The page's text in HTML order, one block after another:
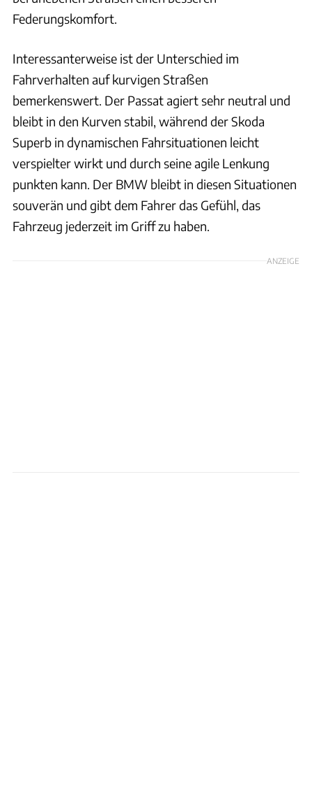
Federungskomfort.
Interessanterweise ist der Unterschied im
Fahrverhalten auf kurvigen Straßen
bemerkenswert. Der Passat agiert sehr neutral und
bleibt in den Kurven stabil, während der Skoda
Superb in dynamischen Fahrsituationen leicht
verspielter wirkt und durch seine agile Lenkung
punkten kann. Der BMW bleibt in diesen Situationen
souverän und gibt dem Fahrer das Gefühl, das
Fahrzeug jederzeit im Griff zu haben.
ANZEIGE